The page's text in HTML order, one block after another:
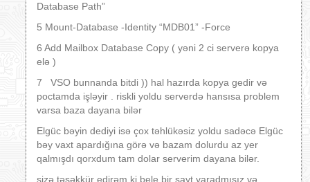
Database Path”
5 Mount-Database -Identity “MDB01” -Force
6 Add Mailbox Database Copy ( yəni 2 ci serverə kopya
elə )
7 VSO bunnanda bitdi )) hal hazırda kopya gedir və
poctamda işləyir . riskli yoldu serverdə hansısa problem
varsa baza dayana bilər
Elgüc bəyin dediyi isə çox təhlükəsiz yoldu sadəcə Elgüc
bəy vaxt apardığına görə və bazam dolurdu az yer
qalmışdı qorxdum tam dolar serverim dayana bilər.
sizə təşəkkür edirəm ki bele bir sayt yaradmısız və